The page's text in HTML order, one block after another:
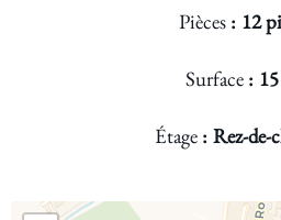
Pièces 12
Surface
Étage Rez-de-